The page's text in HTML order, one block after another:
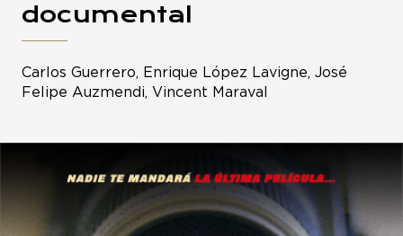
documental
Carlos Guerrero, Enrique López Lavigne, José
Felipe Auzmendi, Vincent Maraval